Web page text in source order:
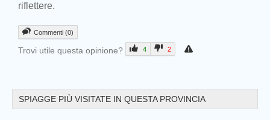
riflettere.
Commenti (0)
Trovi utile questa opinione? 4 2
SPIAGGE PIÙ VISITATE IN QUESTA PROVINCIA